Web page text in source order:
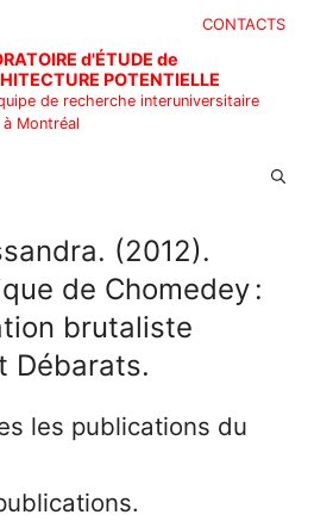
CONTACTS
d'ÉTUDE de
POTENTIELLE
de recherche interuniversitaire
à Montréal
(2012).
de Chomedey :
brutaliste
Débarats.
les publications du